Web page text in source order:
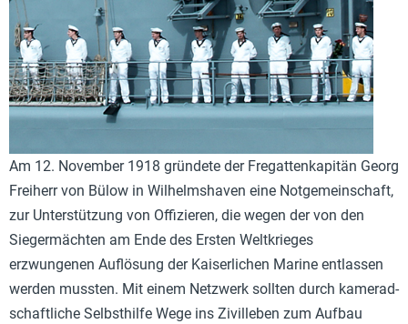
Am 12. November 1918 gründete der Fregattenkapitän Georg
Freiherr von Bülow in Wilhelmshaven eine Notgemeinschaft,
zur Unterstützung von Offizieren, die wegen der von den
Siegermächten am Ende des Ersten Weltkrieges
erzwungenen Auflösung der Kaiserlichen Marine entlassen
werden mussten. Mit einem Netzwerk sollten durch kamerad­
schaftliche Selbsthilfe Wege ins Zivilleben zum Aufbau